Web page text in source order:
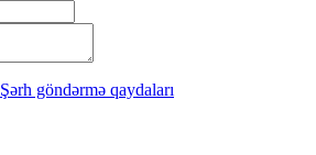
Şərh göndərmə qaydaları